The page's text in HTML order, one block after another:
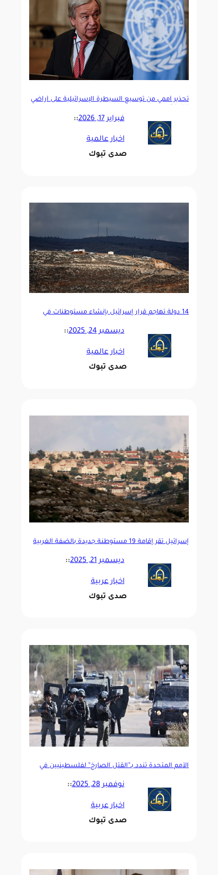
تحذير أممي من توسيع السيطرة الإسرائيلية على أراضي
فبراير 17, 2026 ::
اخبار عالمية
صدى تبوك
14 دولة تهاجم قرار إسرائيل بإنشاء مستوطنات في
ديسمبر 24, 2025 ::
اخبار عالمية
صدى تبوك
إسرائيل تقر إقامة 19 مستوطنة جديدة بالضفة الغربية
ديسمبر 21, 2025 ::
اخبار عربية
صدى تبوك
الأمم المتحدة تندد بـ”القتل الصارخ” لفلسطينيين في
نوفمبر 28, 2025 ::
اخبار عربية
صدى تبوك